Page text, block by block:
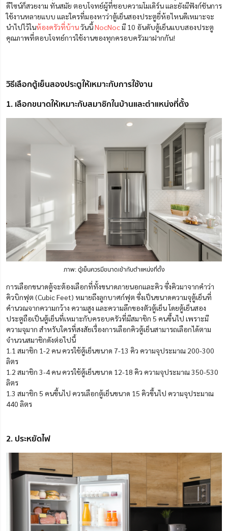
ดีไซน์ก็สวยงาม ทันสมัย ตอบโจทย์ผู้ที่ชอบความโมเดิร์น และยังมีฟังก์ชันการ
ใช้งานหลายแบบ และใครที่มองหาว่าตู้เย็นสองประตูยี่ห้อไหนดีเหมาะจะ
นำไปไว้ในห้องครัวที่บ้านวันนี้NocNocมี 10 อันดับตู้เย็นแบบสองประตู
คุณภาพที่ตอบโจทย์การใช้งานของทุกครอบครัวมาฝากกัน!
วิธีเลือกตู้เย็นสองประตูให้เหมาะกับการใช้งาน
1. เลือกขนาดให้เหมาะกับสมาชิกในบ้านและตำแหน่งที่ตั้ง
ภาพ: ตู้เย็นควรมีขนาดเข้ากับตำแหน่งที่ตั้ง
การเลือกขนาดตู้จะต้องเลือกที่ทั้งขนาดภายนอกและคิว ซึ่งคิวมาจากคำว่า
คิวบิกฟุต (Cubic Feet) หมายถึงลูกบาศก์ฟุต ซึ่งเป็นขนาดความจุตู้เย็นที่
คำนวณจากความกว้าง ความสูง และความลึกของตัวตู้เย็น โดยตู้เย็นสอง
ประตูถือเป็นตู้เย็นที่เหมาะกับครอบครัวที่มีสมาชิก 5 คนขึ้นไป เพราะมี
ความจุมาก สำหรับใครที่สงสัยเรื่องการเลือกคิวตู้เย็นสามารถเลือกได้ตาม
จำนวนสมาชิกดังต่อไปนี้
1.1 สมาชิก 1-2 คน ควรใช้ตู้เย็นขนาด 7-13 คิว ความจุประมาณ 200-300
ลิตร
1.2 สมาชิก 3-4 คน ควรใช้ตู้เย็นขนาด 12-18 คิว ความจุประมาณ 350-530
ลิตร
1.3 สมาชิก 5 คนขึ้นไป ควรเลือกตู้เย็นขนาด 15 คิวขึ้นไป ความจุประมาณ
440 ลิตร
2. ประหยัดไฟ